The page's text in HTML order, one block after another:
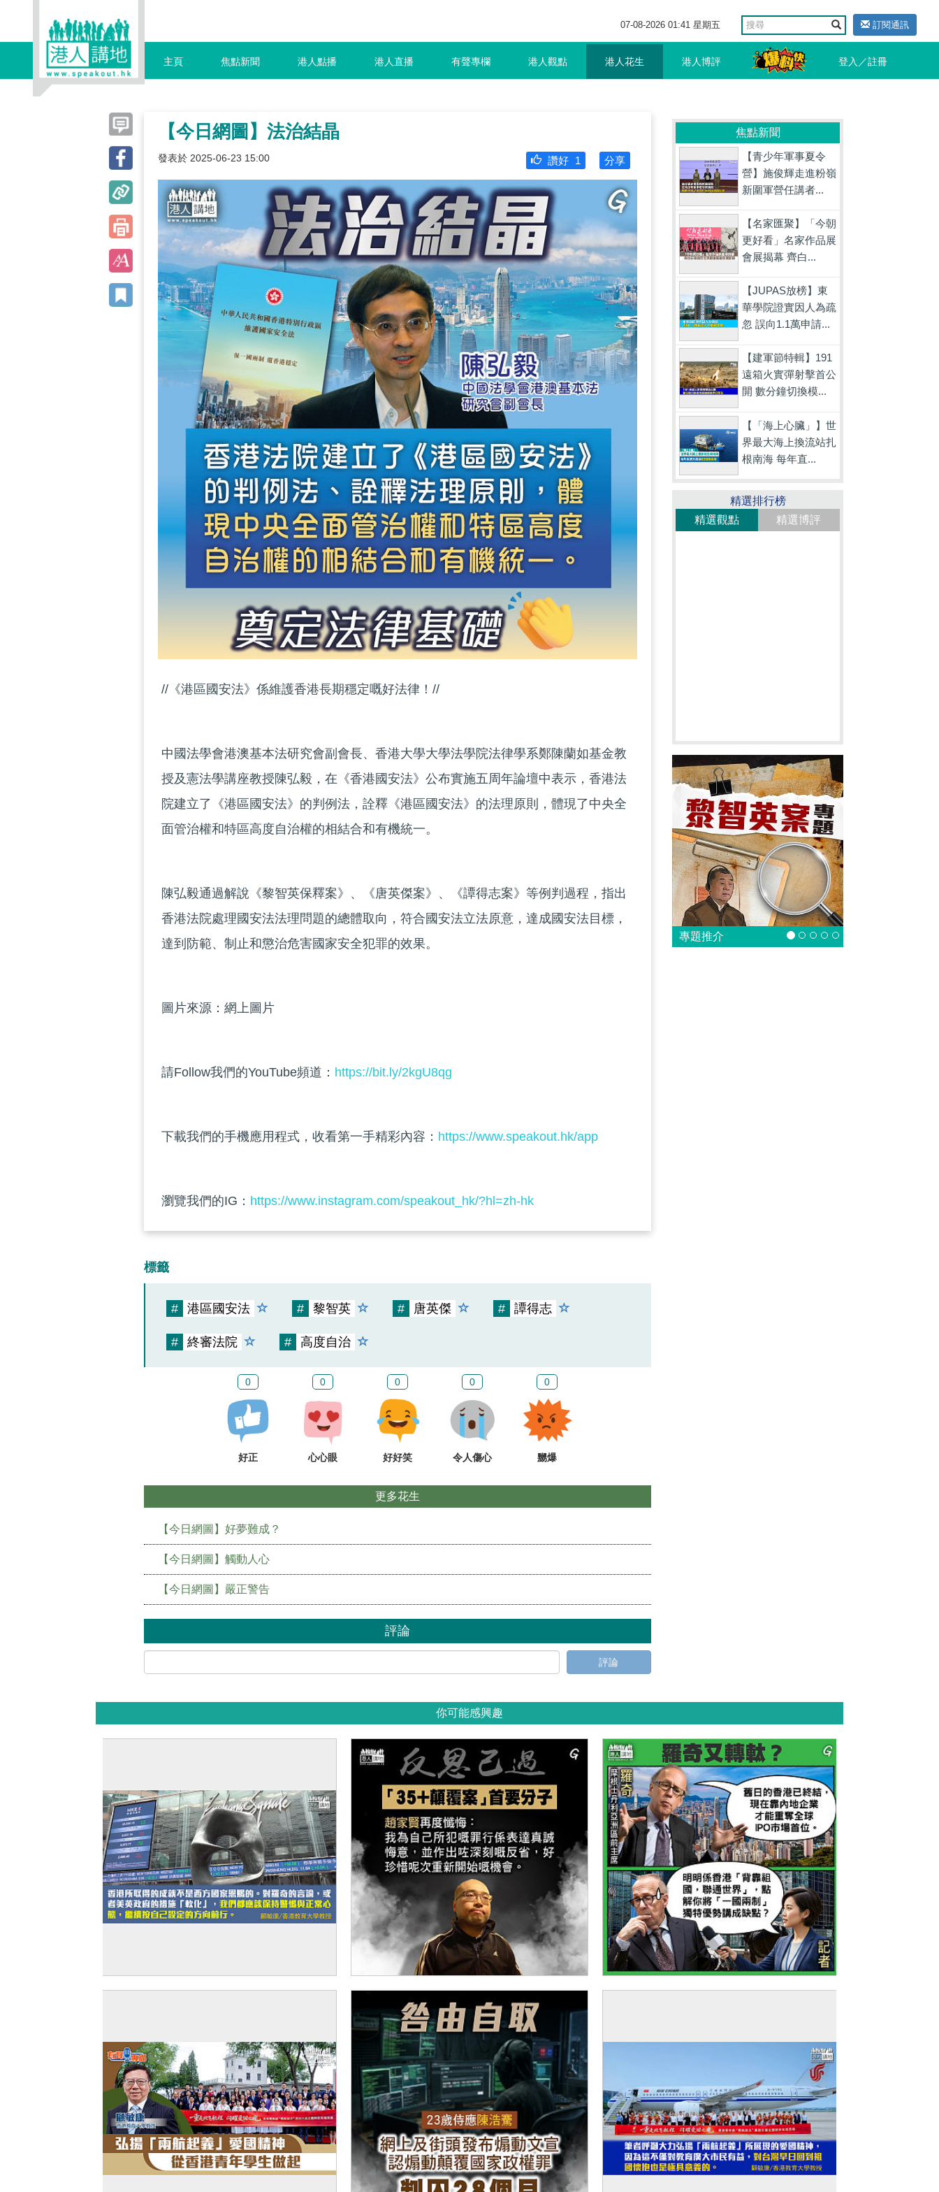
07-08-2026 01:41 星期五 訂閱通訊
主頁 焦點新聞 港人點播 港人直播 有聲專欄 港人觀點 港人花生 港人博評 登入／註冊
【今日網圖】法治結晶
發表於 2025-06-23 15:00 分享
讚好 1
//《港區國安法》係維護香港長期穩定嘅好法律！//
中國法學會港澳基本法研究會副會長、香港大學大學法學院法律學系鄭陳蘭如基金教
授及憲法學講座教授陳弘毅，在《香港國安法》公布實施五周年論壇中表示，香港法
院建立了《港區國安法》的判例法，詮釋《港區國安法》的法理原則，體現了中央全
面管治權和特區高度自治權的相結合和有機統一。
陳弘毅通過解說《黎智英保釋案》、《唐英傑案》、《譚得志案》等例判過程，指出
香港法院處理國安法法理問題的總體取向，符合國安法立法原意，達成國安法目標，
達到防範、制止和懲治危害國家安全犯罪的效果。
圖片來源：網上圖片
請Follow我們的YouTube頻道： https://bit.ly/2kgU8qg
下載我們的手機應用程式，收看第一手精彩內容： https://www.speakout.hk/app
瀏覽我們的IG： https://www.instagram.com/speakout_hk/?hl=zh-hk
標籤
# 港區國安法 # 黎智英 # 唐英傑 # ‪‎譚得志
# 終審法院 # 高度自治
0
好正
0
心心眼
0
好好笑
0
令人傷心
0
嬲爆
更多花生
【今日網圖】好夢難成？
【今日網圖】觸動人心
【今日網圖】嚴正警告
評論
評論
焦點新聞
【青少年軍事夏令
營】施俊輝走進粉嶺
新圍軍營任講者...
【名家匯聚】「今朝
更好看」名家作品展
會展揭幕 齊白...
【JUPAS放榜】東
華學院證實因人為疏
忽 誤向1.1萬申請...
【建軍節特輯】191
遠箱火實彈射擊首公
開 數分鐘切換模...
【「海上心臟」】世
界最大海上換流站扎
根南海 每年直...
精選排行榜
精選觀點
精選博評
專題推介
你可能感興趣